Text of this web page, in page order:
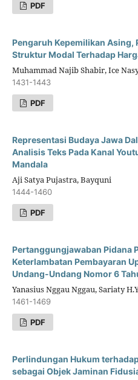
PDF
Pengaruh Kepemilikan Asing,
Struktur Modal Terhadap
Muhammad Najib Shabir, Ice
1431-1443
PDF
Representasi Budaya Jawa
Analisis Teks Pada Kanal
Mandala
Aji Satya Pujastra, Bayquni
1444-1460
PDF
Pertanggungjawaban Pidana
Keterlambatan Pembayaran
Undang-Undang Nomor 6
Yanasius Nggau Nggau, Sariaty
1461-1469
PDF
Perlindungan Hukum
sebagai Objek Jaminan